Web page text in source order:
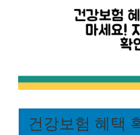
건강보험 혜택